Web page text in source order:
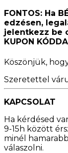
FONTOS: Ha
edzésen,
jelentkezz be
KUPON
Köszönjük,
Szeretettel
KAPCSOLAT
Ha kérdésed
9-15h között
minél
válaszolni.